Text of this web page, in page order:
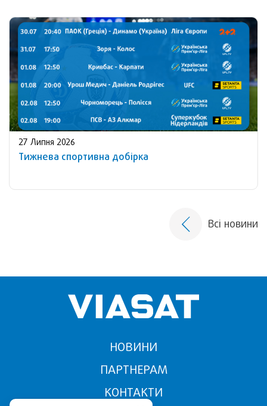
27 Липня 2026
Тижнева спортивна добірка
Всі новини
НОВИНИ
ПАРТНЕРАМ
КОНТАКТИ